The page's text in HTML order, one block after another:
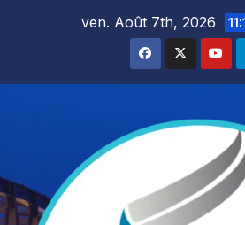
ven. Août 7th, 2026